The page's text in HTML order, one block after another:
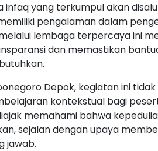
infaq yang terkumpul akan
pengalaman dalam
lembaga terpercaya ini
dan memastikan
Depok, kegiatan ini
kontekstual bagi
memahami bahwa
sejalan dengan upaya
jawab.